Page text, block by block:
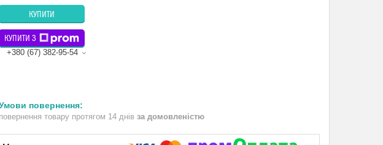
КУПИТИ
КУПИТИ З
+380 (67) 382-95-54
повернення товару протягом 14 днів за домовленістю